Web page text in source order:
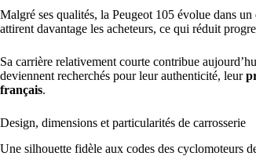
Malgré ses qualités, la Peugeot 105 évolue dans
attirent davantage les acheteurs, ce qui réduit
Sa carrière relativement courte contribue
deviennent recherchés pour leur authenticité, leur
français.
Design, dimensions et particularités de carrosserie
Une silhouette fidèle aux codes des cyclomoteurs